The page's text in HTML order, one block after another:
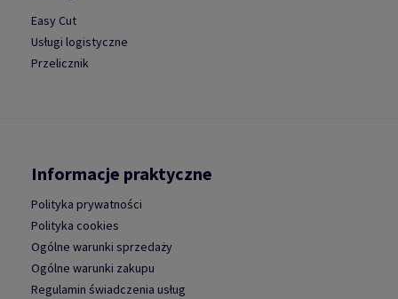
Easy Cut
Usługi logistyczne
Przelicznik
Informacje praktyczne
Polityka prywatności
Polityka cookies
Ogólne warunki sprzedaży
Ogólne warunki zakupu
Regulamin świadczenia usług